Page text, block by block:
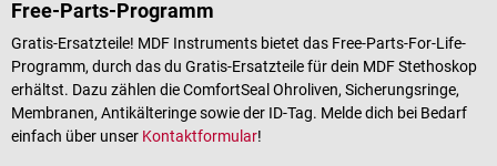
Free-Parts-Programm
Gratis-Ersatzteile! MDF Instruments bietet das Free-Parts-For-Life-
Programm, durch das du Gratis-Ersatzteile für dein MDF Stethoskop
erhältst. Dazu zählen die ComfortSeal Ohroliven, Sicherungsringe,
Membranen, Antikälteringe sowie der ID-Tag. Melde dich bei Bedarf
einfach über unser Kontaktformular!